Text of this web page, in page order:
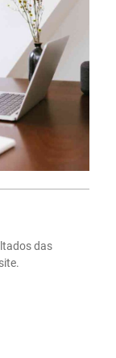
das